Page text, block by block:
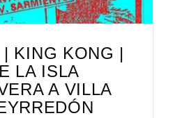
| KING KONG |
LA ISLA
A VILLA